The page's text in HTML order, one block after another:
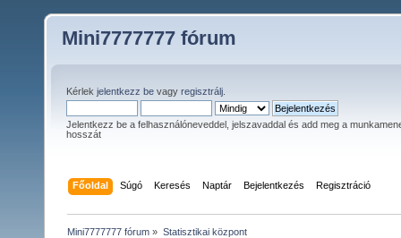
Mini7777777 fórum
Kérlek jelentkezz be vagy regisztrálj
Jelentkezz be a felhasználóneveddel, jelszavaddal és add meg a
hosszát
Főoldal Súgó Keresés Naptár Bejelentkezés Regisztráció
Mini7777777 fórum » Statisztikai központ